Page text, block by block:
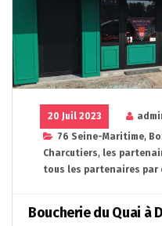
20 Juil 2023
76 Seine-Maritime,
Charcutiers, les
tous les partenaires par
Boucherie du Quai à